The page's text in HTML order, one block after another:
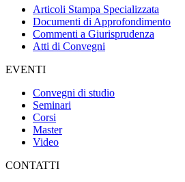
Articoli Stampa Specializzata
Documenti di Approfondimento
Commenti a Giurisprudenza
Atti di Convegni
EVENTI
Convegni di studio
Seminari
Corsi
Master
Video
CONTATTI